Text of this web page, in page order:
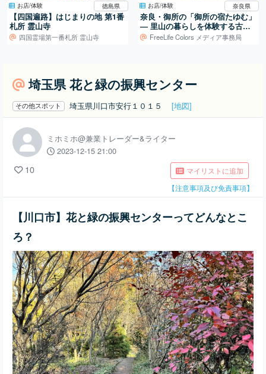
お店/体験 徳島県
【四国遍路】はじまりの地 第1番
札所 霊山寺
四国霊場第一番札所 霊山寺
お店/体験 奈良県
奈良・御所の「御所の宿たゆむ」
― 里山の暮らしを体験する古民
家宿FreeLife Colors メディア事務局
埼玉県 花と緑の振興センター
その他スポット 埼玉県川口市安行１０１５ [地図]
ミホミホ@兼業トレーダー&ライター
2023-12-15 21:00
10
マイリストに追加
【注意事項及び免責事項】
【川口市】花と緑の振興センターってどんなとこ
ろ？